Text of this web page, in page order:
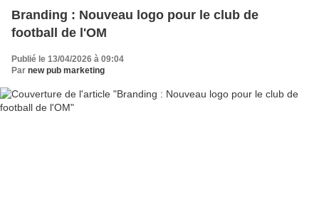
Branding : Nouveau logo pour le club de
football de l'OM
Publié le 13/04/2026 à 09:04
Par new pub marketing